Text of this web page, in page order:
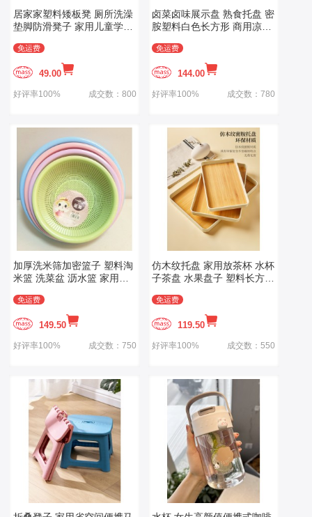
居家家塑料矮板凳 厕所洗澡
垫脚防滑凳子 家用儿童学习
免运费
49.00
好评率100% 成交数：800
卤菜卤味展示盘 熟食托盘 密
胺塑料白色长方形 商用凉菜
免运费
144.00
好评率100% 成交数：780
加厚洗米筛加密篮子 塑料淘
米篮 洗菜盆 沥水篮 家用洗
免运费
149.50
好评率100% 成交数：750
仿木纹托盘 家用放茶杯 水杯
子茶盘 水果盘子 塑料长方形
免运费
119.50
好评率100% 成交数：550